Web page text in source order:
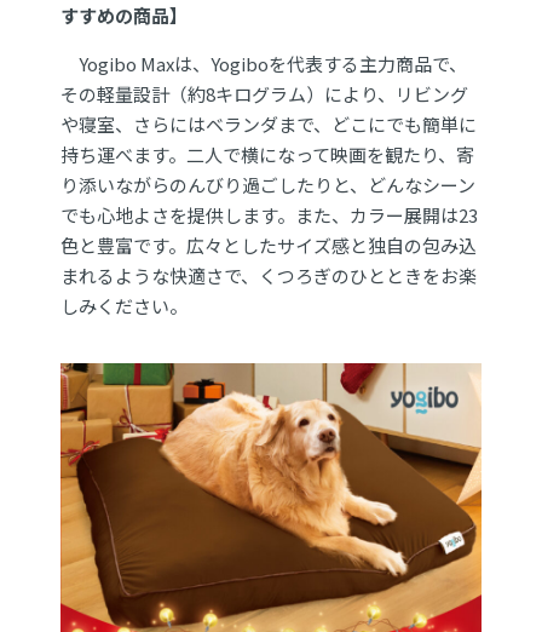
すすめの商品】
Yogibo Maxは、Yogiboを代表する主力商品で、
その軽量設計（約8キログラム）により、リビング
や寝室、さらにはベランダまで、どこにでも簡単に
持ち運べます。二人で横になって映画を観たり、寄
り添いながらのんびり過ごしたりと、どんなシーン
でも心地よさを提供します。また、カラー展開は23
色と豊富です。広々としたサイズ感と独自の包み込
まれるような快適さで、くつろぎのひとときをお楽
しみください。